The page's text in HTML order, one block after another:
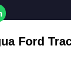
Ford